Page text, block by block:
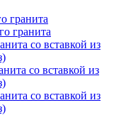
гранита
гранита
со вставкой из
со вставкой из
со вставкой из